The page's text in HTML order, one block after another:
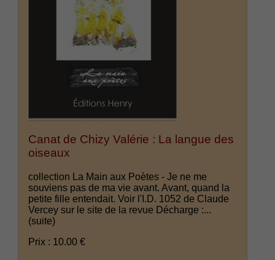
Canat de Chizy Valérie : La langue des
oiseaux
collection La Main aux Poètes - Je ne me
souviens pas de ma vie avant. Avant, quand la
petite fille entendait. Voir l'I.D. 1052 de Claude
Vercey sur le site de la revue Décharge :...
(suite)
Prix : 10.00 €